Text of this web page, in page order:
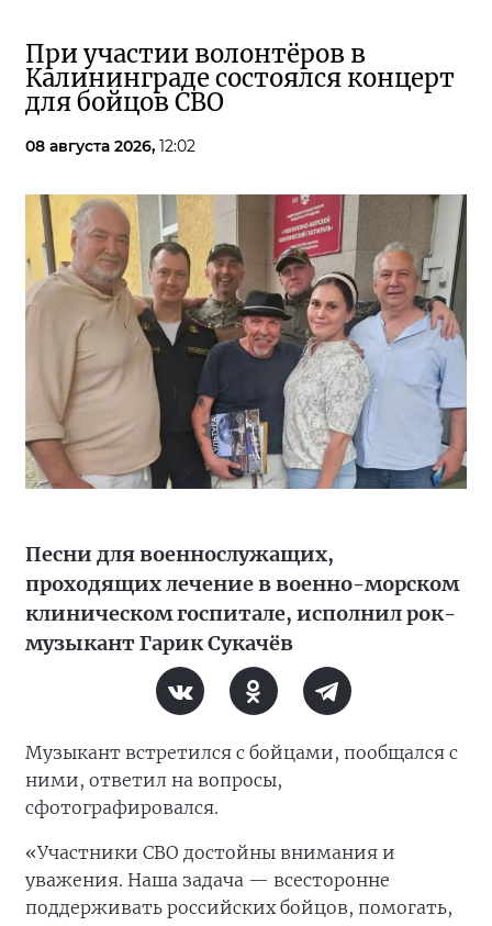
При участии волонтёров в
Калининграде состоялся концерт
для бойцов СВО
08 августа 2026, 12:02
Песни для военнослужащих,
проходящих лечение в военно-морском
клиническом госпитале, исполнил рок-
музыкант Гарик Сукачёв
Музыкант встретился с бойцами, пообщался с
ними, ответил на вопросы,
сфотографировался.
«Участники СВО достойны внимания и
уважения. Наша задача — всесторонне
поддерживать российских бойцов, помогать,